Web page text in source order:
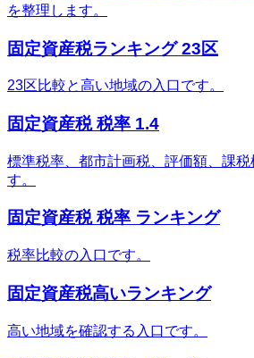
を整理します。
固定資産税ランキング 23区
23区比較と高い地域の入口です。
固定資産税 税率 1.4
標準税率、都市計画税、評価額、課税
す。
固定資産税 税率 ランキング
税率比較の入口です。
固定資産税高いランキング
高い地域を確認する入口です。